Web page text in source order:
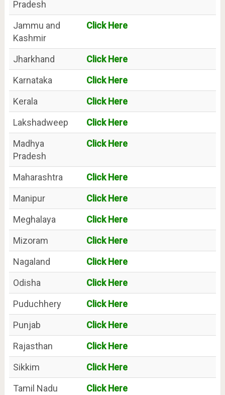
Pradesh
Jammu and
Kashmir
Click Here
Jharkhand
Click Here
Karnataka
Click Here
Kerala
Click Here
Lakshadweep
Click Here
Madhya
Pradesh
Click Here
Maharashtra
Click Here
Manipur
Click Here
Meghalaya
Click Here
Mizoram
Click Here
Nagaland
Click Here
Odisha
Click Here
Puduchhery
Click Here
Punjab
Click Here
Rajasthan
Click Here
Sikkim
Click Here
Tamil Nadu
Click Here